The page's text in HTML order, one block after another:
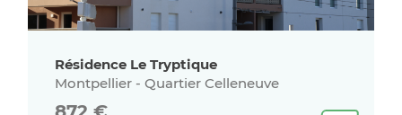
Résidence Le Tryptique
Montpellier - Quartier Celleneuve